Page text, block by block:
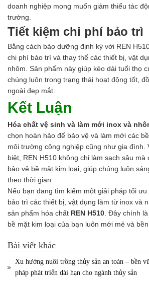
doanh nghiệp mong muốn giảm thiểu tác
trường.
Tiết kiệm chi phí bảo trì
Bằng cách bảo dưỡng định kỳ với REN
chi phí bảo trì và thay thế các thiết bị, vật
nhôm. Sản phẩm này giúp kéo dài tuổi thọ
chúng luôn trong trạng thái hoạt động tốt,
ngoài đẹp mắt.
Kết Luận
Hóa chất vệ sinh và làm mới inox và
chọn hoàn hảo để bảo vệ và làm mới các
môi trường công nghiệp cũng như gia đình.
biệt, REN H510 không chỉ làm sạch sâu mà
bảo vệ bề mặt kim loại, giúp chúng luôn
theo thời gian.
Nếu bạn đang tìm kiếm một giải pháp tối ưu
bảo trì các thiết bị, vật dụng làm từ inox và
sản phẩm hóa chất REN H510 . Đây chính
bề mặt kim loại của bạn luôn mới mẻ và
Bài viết khác
Xu hướng nuôi trồng thủy sản an toàn – bền
pháp phát triển dài hạn cho ngành thủy sản